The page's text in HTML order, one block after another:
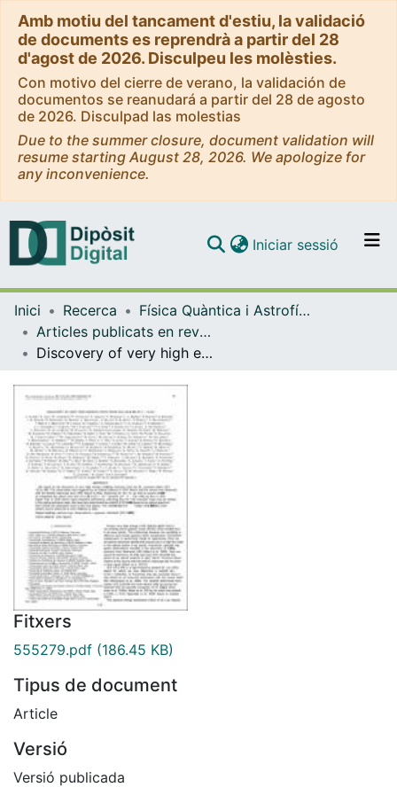
Amb motiu del tancament d'estiu, la validació
de documents es reprendrà a partir del 28
d'agost de 2026. Disculpeu les molèsties.
Con motivo del cierre de verano, la validación de
documentos se reanudará a partir del 28 de agosto
de 2026. Disculpad las molestias
Due to the summer closure, document validation will
resume starting August 28, 2026. We apologize for
any inconvenience.
Navega per tot el DD
Contacte
Iniciar sessió (current)
Inici Recerca
Física Quàntica i Astrofísica
Articles publicats en revistes (Física Quàntica i Astrofísica)
Discovery of very high energy γ-Rays from 1ES 1011+496 at z = 0.212
Fitxers
555279.pdf (186.45 KB)
Tipus de document
Article
Versió
Versió publicada